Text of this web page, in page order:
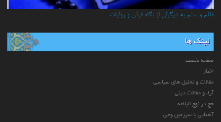
ظلم و ستم به دیگران از نگاه قرآن و روایات
لینک ها
صفحه نخست
اخبار
مقالات و تحلیل های سیاسی
آراء و مقالات دینی
حج در نهج البلاغه
آشنایی با سرزمین وحی